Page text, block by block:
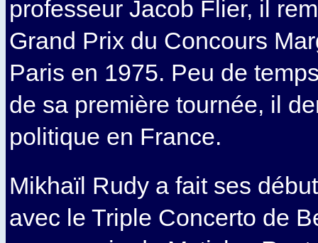
professeur Jacob Flier, il
Grand Prix du Concours
Paris en 1975. Peu de
de sa première tournée, il
politique en France.
Mikhaïl Rudy a fait ses
avec le Triple Concerto de